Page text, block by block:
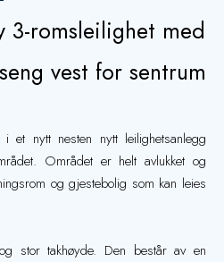
3-romsleilighet med
vest for sentrum
et nytt nesten nytt leilighetsanlegg
Området er helt avlukket og
og gjestebolig som kan leies
stor takhøyde. Den består av en